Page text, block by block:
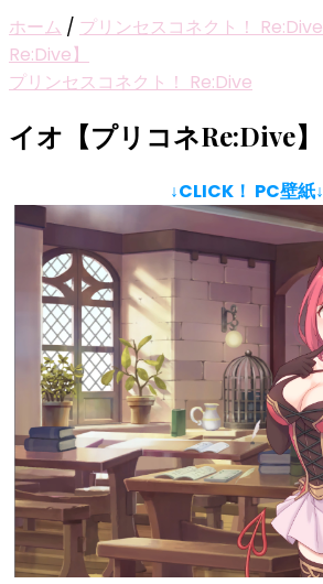
ホーム / プリンセスコネクト！ Re:Dive
Re:Dive】
プリンセスコネクト！ Re:Dive
イオ【プリコネRe:Dive】
↓CLICK！ PC壁紙↓